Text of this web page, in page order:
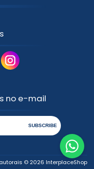
no e-mail
SUBSCRIBE
© 2026 InterplaceShop